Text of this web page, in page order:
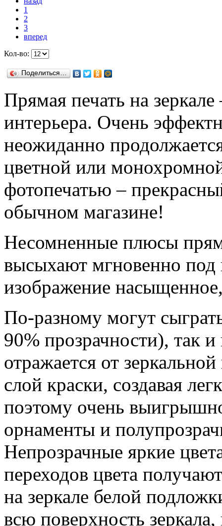
1
2
3
вперед
Кол-во:
Поделиться…
Прямая печать на
интерьера. Очень
неожиданно
цветной или
фотопечатью –
обычном магазине!
Несомненные плюсы
высыхают мгновенно под
изображение
По-разному могут
90% прозрачности), так
отражается от
слой краски, создавая
поэтому очень
орнаменты и
Непрозрачные яркие
переходов цвета
на зеркале белой
всю поверхность